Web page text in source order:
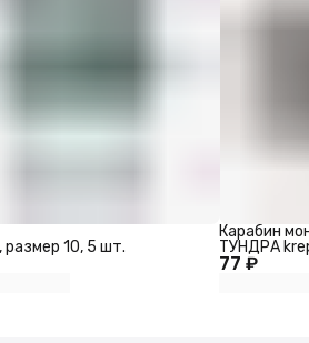
размер 10, 5 шт.
77 ₽
Карабин
ТУНДРА
черный, 1 шт.